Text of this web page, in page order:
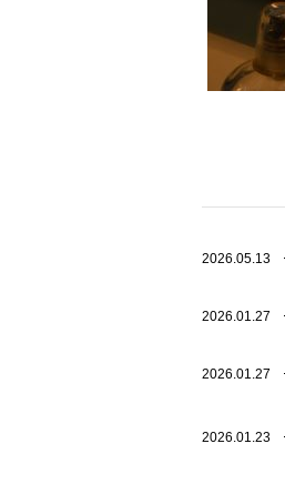
2026.05.13
2026.01.27
2026.01.27
2026.01.23